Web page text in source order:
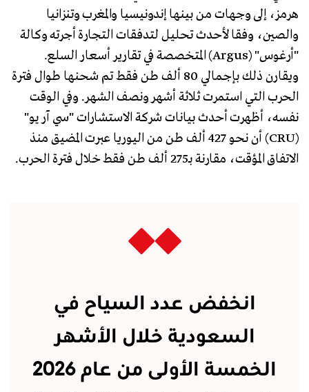
هرمز، إلى وجهات من بينها إندونيسيا والمغرب وتنزانيا
والصين، وفقا لأحدث تحليل لتدفقات التجارة أجرته وكالة
"أرغوس" (Argus) المتخصصة في تقارير أسعار السلع.
ويقارن ذلك بإجمالي 80 ألف طن فقط تم شحنها طوال فترة
الحرب التي استمرت ثلاثة أشهر ونصف الشهر. وفي الوقت
نفسه، أظهرت أحدث بيانات شركة الاستشارات "سي آر يو"
(CRU) أن نحو 427 ألف طن من اليوريا عبرت المضيق منذ
الاتفاق المؤقت، مقارنة بـ275 ألف طن فقط خلال فترة الحرب.
انخفض عدد السياح في
السعودية خلال الأشهر
الخمسة الأولى من عام 2026